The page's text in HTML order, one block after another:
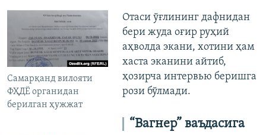
Самарқанд вилояти
ФҲДЁ органидан
берилган ҳужжат
Отаси ўғлининг дафнидан
бери жуда оғир руҳий
аҳволда экани, хотини ҳам
хаста эканини айтиб,
ҳозирча интервью беришга
рози бўлмади.
“Вагнер” ваъдасига